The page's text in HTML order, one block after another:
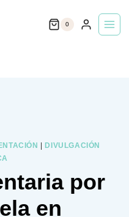
0
DIVULGACIÓN
por
en